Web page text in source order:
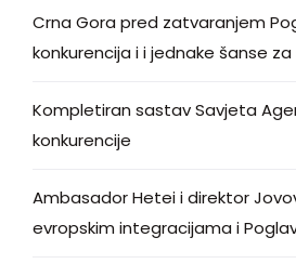
Crna Gora pred zatvaranjem
konkurencija i i jednake šanse za
Kompletiran sastav Savjeta
konkurencije
Ambasador Hetei i direktor
evropskim integracijama i